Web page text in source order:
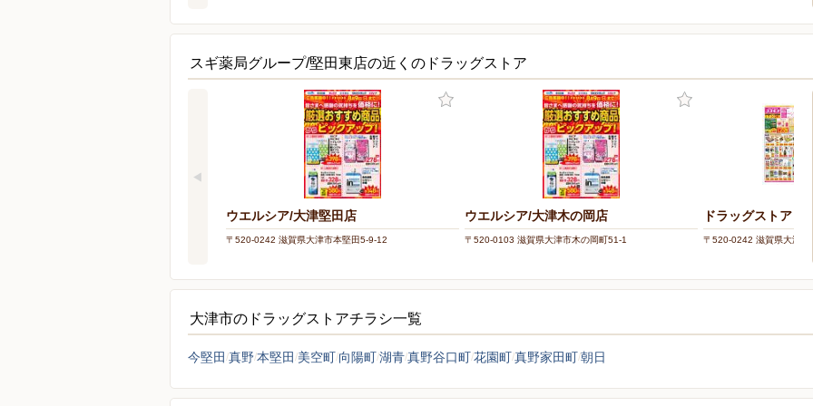
スギ薬局グループ/堅田東店の近くのドラッグストア
ウエルシア/大津堅田店
〒520-0242 滋賀県大津市本堅田5-9-12
ウエルシア/大津木の岡店
〒520-0103 滋賀県大津市木の岡町51-1
ドラッグストアコ
〒520-0242 滋賀県大津市
大津市のドラッグストアチラシ一覧
今堅田 真野本堅田 美空町 向陽町湖青真野谷口町花園町真野家田町朝日